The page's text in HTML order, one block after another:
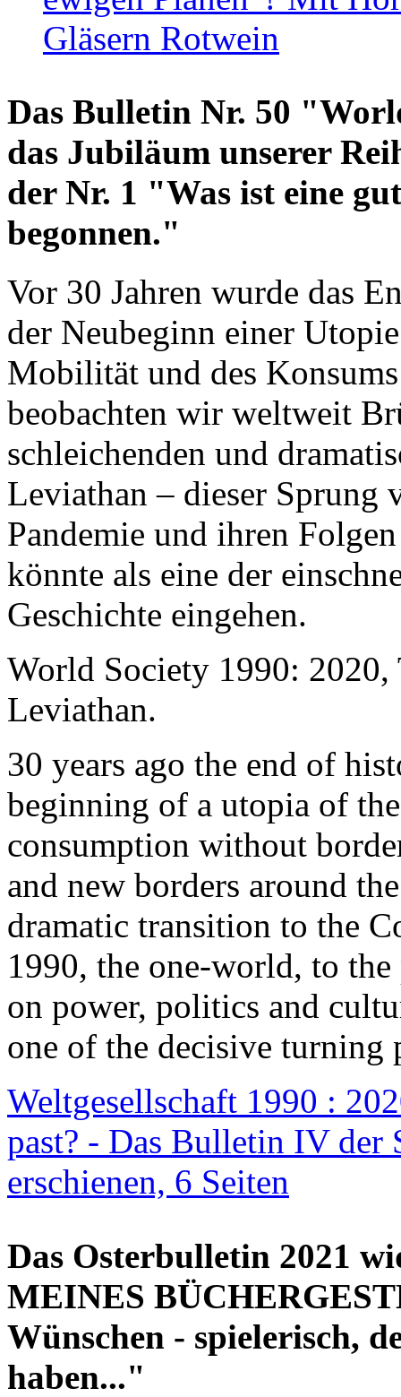
Gläsern Rotwein
Das Bulletin Nr. 50
das Jubiläum unserer
der Nr. 1 "Was ist eine
begonnen."
Vor 30 Jahren wurde das
der Neubeginn einer
Mobilität und des
beobachten wir weltweit
schleichenden und
Leviathan – dieser Sprung
Pandemie und ihren
könnte als eine der
Geschichte eingehen.
World Society 1990: 2020,
Leviathan.
30 years ago the end of
beginning of a utopia of
consumption without
and new borders around
dramatic transition to the
1990, the one-world, to the
on power, politics and
one of the decisive turning
Weltgesellschaft 1990 :
past? - Das Bulletin IV der
erschienen, 6 Seiten
Das Osterbulletin 2021
MEINES
Wünschen - spielerisch,
haben..."